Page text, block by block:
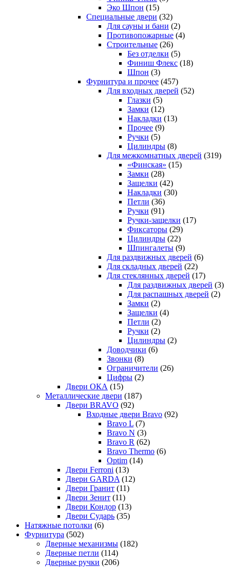
Эко Шпон (15)
Специальные двери (32)
Для сауны и бани (2)
Противопожарные (4)
Строительные (26)
Без отделки (5)
Финиш Флекс (18)
Шпон (3)
Фурнитура и прочее (457)
Для входных дверей (52)
Глазки (5)
Замки (12)
Накладки (13)
Прочее (9)
Ручки (5)
Цилиндры (8)
Для межкомнатных дверей (319)
«Финская» (15)
Замки (28)
Защелки (42)
Накладки (30)
Петли (36)
Ручки (91)
Ручки-защелки (17)
Фиксаторы (29)
Цилиндры (22)
Шпингалеты (9)
Для раздвижных дверей (6)
Для складных дверей (22)
Для стеклянных дверей (17)
Для раздвижных дверей (3)
Для распашных дверей (2)
Замки (2)
Защелки (4)
Петли (2)
Ручки (2)
Цилиндры (2)
Доводчики (6)
Звонки (8)
Ограничители (26)
Цифры (2)
Двери ОКА (15)
Металлические двери (187)
Двери BRAVO (92)
Входные двери Bravo (92)
Bravo L (7)
Bravo N (3)
Bravo R (62)
Bravo Thermo (6)
Optim (14)
Двери Ferroni (13)
Двери GARDA (12)
Двери Гранит (11)
Двери Зенит (11)
Двери Кондор (13)
Двери Сударь (35)
Натяжные потолки (6)
Фурнитура (502)
Дверные механизмы (182)
Дверные петли (114)
Дверные ручки (206)